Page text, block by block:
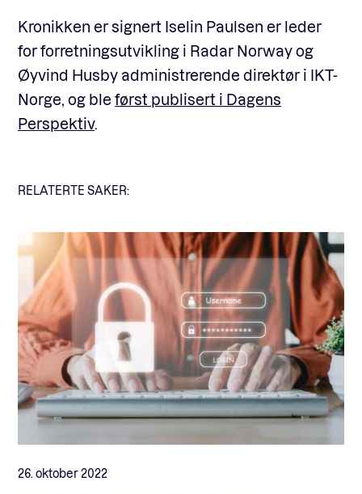
Kronikken er signert Iselin Paulsen er leder
for forretningsutvikling i Radar Norway og
Øyvind Husby administrerende direktør i IKT-
Norge, og ble først publisert i Dagens
Perspektiv.
RELATERTE SAKER:
26. oktober 2022